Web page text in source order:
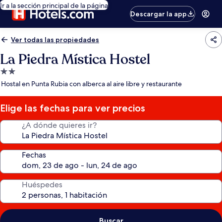
Ir a la sección principal de la página
Descargar la app
Ver todas las propiedades
La Piedra Mística Hostel
Propiedad
de
estrellas
Hostal en Punta Rubia con alberca al aire libre y restaurante
Elige las fechas para ver precios
¿A dónde quieres ir?
Fechas
Huéspedes